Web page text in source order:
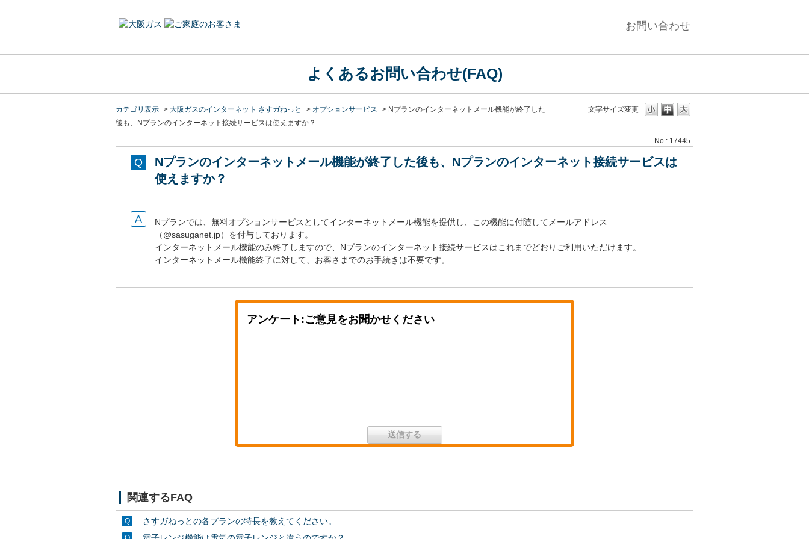
お問い合わせ
よくあるお問い合わせ(FAQ)
文字サイズ変更
カテゴリ表示 > 大阪ガスのインターネット さすガねっと > オプションサービス > Nプランのインターネットメール機能が終了した
後も、Nプランのインターネット接続サービスは使えますか？
No : 17445
Nプランのインターネットメール機能が終了した後も、Nプランのインターネット接続サービスは
使えますか？
Nプランでは、無料オプションサービスとしてインターネットメール機能を提供し、この機能に付随してメールアドレス
（@sasuganet.jp）を付与しております。
インターネットメール機能のみ終了しますので、Nプランのインターネット接続サービスはこれまでどおりご利用いただけます。
インターネットメール機能終了に対して、お客さまでのお手続きは不要です。
アンケート:ご意見をお聞かせください
関連するFAQ
さすガねっとの各プランの特長を教えてください。